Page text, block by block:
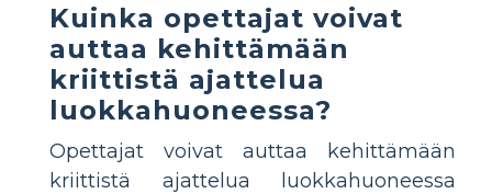
Kuinka opettajat voivat
auttaa kehittämään
kriittistä ajattelua
luokkahuoneessa?
Opettajat voivat auttaa kehittämään
kriittistä ajattelua luokkahuoneessa